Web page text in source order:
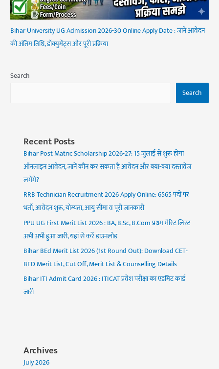
Bihar University UG Admission 2026-30 Online Apply Date : जानें आवेदन
की अंतिम तिथि, डॉक्युमेंट्स और पूरी प्रक्रिया
Search
Search
Recent Posts
Bihar Post Matric Scholarship 2026-27: 15 जुलाई से शुरू होगा
ऑनलाइन आवेदन, जानें कौन कर सकता है आवेदन और क्या-क्या दस्तावेज
लगेंगे?
RRB Technician Recruitment 2026 Apply Online: 6565 पदों पर
भर्ती, आवेदन शुरू, योग्यता, आयु सीमा व पूरी जानकारी
PPU UG First Merit List 2026 : BA, B.Sc, B.Com प्रथम मेरिट लिस्ट
अभी अभी हुआ जारी, यहां से करें डाउनलोड
Bihar BEd Merit List 2026 (1st Round Out): Download CET-
BED Merit List, Cut Off, Merit List & Counselling Details
Bihar ITI Admit Card 2026 : ITICAT प्रवेश परीक्षा का एडमिट कार्ड
जारी
Archives
July 2026